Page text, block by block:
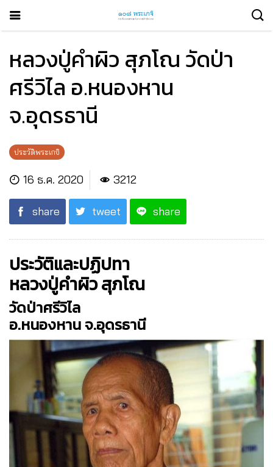
หลวงปู่คำผิว สุภโณ วัดป่า
ศรีวิไล อ.หนองหาน
จ.อุดรธานี
ประวัติพระเกจิ
16 ธ.ค. 2020 3212
share tweet share
ประวัติและปฏิปทา
หลวงปู่คำผิว สุภโณ
วัดป่าศรีวิไล
อ.หนองหาน จ.อุดรธานี